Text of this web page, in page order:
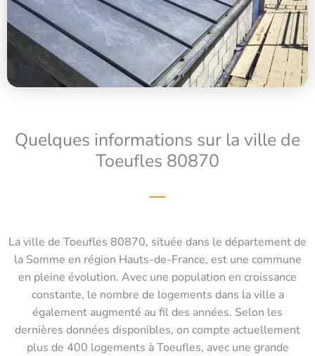
Quelques informations sur la ville de
Toeufles 80870
La ville de Toeufles 80870, située dans le département de
la Somme en région Hauts-de-France, est une commune
en pleine évolution. Avec une population en croissance
constante, le nombre de logements dans la ville a
également augmenté au fil des années. Selon les
dernières données disponibles, on compte actuellement
plus de 400 logements à Toeufles, avec une grande